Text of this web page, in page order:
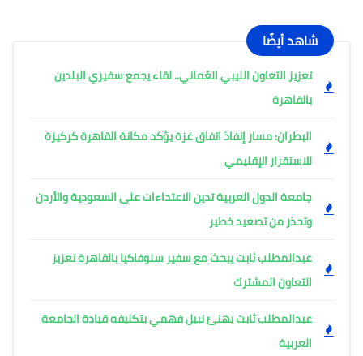
شاهد أيضًا
تعزيز التعاون الليبي العُماني.. لقاء يجمع سفيري البلدين
بالقاهرة
البطران: مسار إنفاذ اتفاق غزة يؤكد مكانة القاهرة كركيزة
للاستقرار الإقليمي
جامعة الدول العربية تدين الاعتداءات على السعودية والأردن
وتحذر من تصعيد خطير
عبدالمطلب ثابت يبحث مع سفير سلوفاكيا بالقاهرة تعزيز
التعاون المشترك
عبدالمطلب ثابت يهنئ نبيل فهمي بتكليفه قيادة الجامعة
العربية